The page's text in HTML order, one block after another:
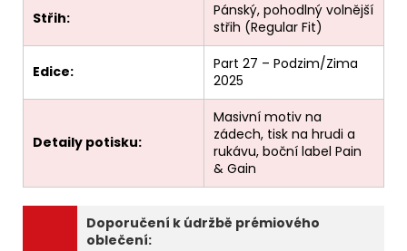
Střih:
Pánský, pohodlný volnější
střih (Regular Fit)
Edice:
Part 27 – Podzim/Zima
2025
Detaily potisku:
Masivní motiv na
zádech, tisk na hrudi a
rukávu, boční label Pain
& Gain
Doporučení k údržbě prémiového
oblečení: